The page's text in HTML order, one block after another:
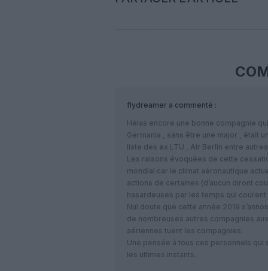
flydreamer a commenté :
Hélas encore une bonne compagnie
Germania , sans être une major , était
liste des ex LTU , Air Berlin entre
Les raisons évoquées de cette
mondial car le climat aéronautique
actions de certaines (d’aucun diront
hasardeuses par les temps qui courent.
Nul doute que cette année 2019
de nombreuses autres compagnies
aériennes tuent les compagnies.
Une pensée à tous ces personnels
les ultimes instants.